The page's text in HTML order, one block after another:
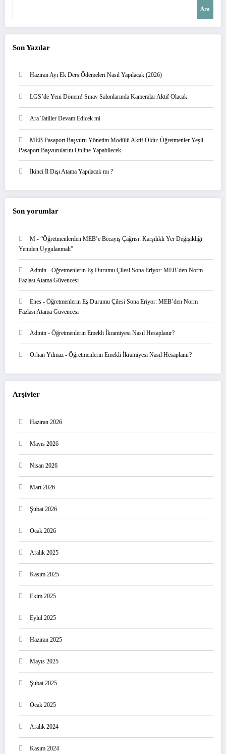
Ara
Son Yazılar
Haziran Ayı Ek Ders Ödemeleri Nasıl Yapılacak (2026)
LGS’de Yeni Dönem! Sınav Salonlarında Kameralar Aktif Olacak
Ara Tatiller Devam Edicek mi
MEB Pasaport Başvuru Yönetim Modülü Aktif Oldu: Öğretmenler Yeşil
Pasaport Başvurularını Online Yapabilecek
İkinci İl Dışı Atama Yapılacak mı ?
Son yorumlar
M - “Öğretmenlerden MEB’e Becayiş Çağrısı: Karşılıklı Yer Değişikliği
Yeniden Uygulanmalı”
Admin - Öğretmenlerin Eş Durumu Çilesi Sona Eriyor: MEB’den Norm
Fazlası Atama Güvencesi
Enes - Öğretmenlerin Eş Durumu Çilesi Sona Eriyor: MEB’den Norm
Fazlası Atama Güvencesi
Admin - Öğretmenlerin Emekli İkramiyesi Nasıl Hesaplanır?
Orhan Yılmaz - Öğretmenlerin Emekli İkramiyesi Nasıl Hesaplanır?
Arşivler
Haziran 2026
Mayıs 2026
Nisan 2026
Mart 2026
Şubat 2026
Ocak 2026
Aralık 2025
Kasım 2025
Ekim 2025
Eylül 2025
Haziran 2025
Mayıs 2025
Şubat 2025
Ocak 2025
Aralık 2024
Kasım 2024